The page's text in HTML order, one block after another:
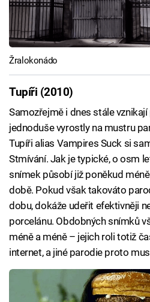
Žralokonádo
Tupíři (2010)
Samozřejmě i dnes stále
jednoduše vyrostly na mustru
Tupíři alias Vampires Suck si
Stmívání. Jak je typické, o osm
snímek působí již poněkud
době. Pokud však takováto
dobu, dokáže udeřit efektivněji
porcelánu. Obdobných snímků
méně a méně – jejich roli totiž
internet, a jiné parodie proto